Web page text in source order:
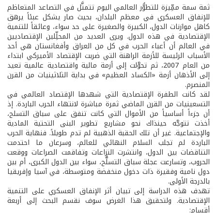
ثمة سمة ممِّيزة للتطوُّر العالمي اليوم تتمثَّل في التصاعد المتعاظم
للإنفاق العسكري في معظم البلدان، بحيث صار يشكل عبئاً يرهق
كاهل موازنات الدول، الكبيرة والصغيرة على حد سواء، وعائقاً للتنمية
الإقتصادية في هذه الدول. ويرى العديد من المحلِّلين الإقتصاديين
في العالم أن أعباء الحرب في كل من العراق وأفغانستان هي أحد
الأسباب الرئيسة للأزمة الراهنة التي ضربت الإقتصاد الأميركي ابتداء
من العام 2007، ثم تحوَّلت إلى أزمة مالية واقتصادية عالمية تعيد
إلى الأذهان أزمة «الكساد العظيم» في بداية الثلاثينيات من القرن
المنصرم.
لقد كانت الطفرة الإقتصادية التي شهدها الإقتصاد العالمي في
التسعينيات من القرن الماضي ثمرة مباشرة لانتهاء الحرب الباردة. إذ
أن جزءاً أساسياً من الأموال التي كانت تنفق على سباق التسلح،
أخذت تتوجَّه حينذاك نحو مشاريع تطوير البنى التحتية المادية
والإجتماعية. غير أن تلك الحقبة الذهبية لم تدم طويلاً. فنهاية الحرب
الباردة لم تجلب السلام النهائي للعالم، وسرعان ما احتدمت
التناقضات بين الدول، وانتشرت النزاعات وتفاقمت الصراعات ووقعت
الحروب، وتسارعت عجلة سباق التسلُّح، سواء بين الدول الكبرى، أم بين
دول نامية وفقيرة ذات دخول منخفضة ومتوسطة، في آسيا وإفريقيا
بالدرجة الأولى.
تهدف هذه الدراسة إلى تبيان أثر الإنفاق العسكري على التنمية
الإقتصادية. ولتحقيق هذا الغرض سوف نقسم البحث إلى أربعة
أقسام: